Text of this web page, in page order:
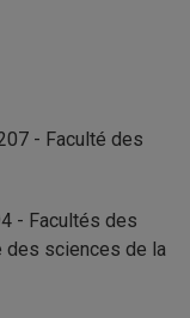
- Faculté des
- Facultés des
des sciences de la